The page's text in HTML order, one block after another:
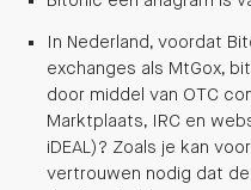
In Nederland, voordat
exchanges als MtGox,
door middel van OTC
Marktplaats, IRC en
iDEAL)? Zoals je kan
vertrouwen nodig dat